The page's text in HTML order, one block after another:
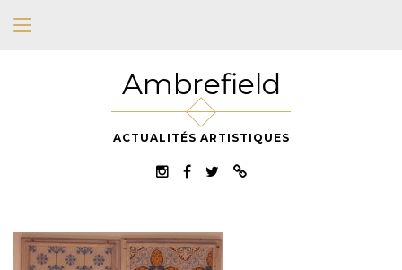
Ambrefield
ACTUALITÉS ARTISTIQUES